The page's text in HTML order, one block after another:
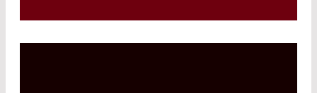
Read More